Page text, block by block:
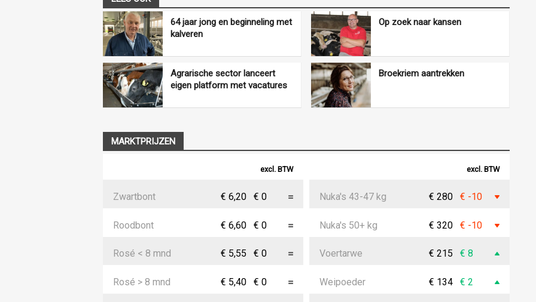
64 jaar jong en beginneling met
kalveren
Op zoek naar kansen
Agrarische sector lanceert
eigen platform met vacatures
Broekriem aantrekken
MARKTPRIJZEN
excl. BTW
Zwartbont € 6,20 € 0
Roodbont € 6,60 € 0
Rosé < 8 mnd € 5,55 € 0
Rosé > 8 mnd € 5,40 € 0
excl. BTW
Nuka's 43-47 kg € 280 € -10
Nuka's 50+ kg € 320 € -10
Voertarwe € 215 € 8
Weipoeder € 134 € 2